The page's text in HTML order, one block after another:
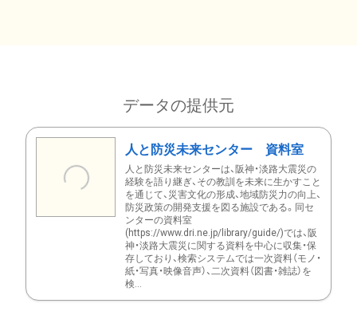
データの提供元
人と防災未来センター 資料室
人と防災未来センターは、阪神・淡路大震災の
経験を語り継ぎ、その教訓を未来に生かすこと
を通じて、災害文化の形成、地域防災力の向上、
防災政策の開発支援を図る施設である。同セ
ンターの資料室
(https://www.dri.ne.jp/library/guide/)では、阪
神・淡路大震災に関する資料を中心に収集・保
存しており、検索システムでは一次資料（モノ・
紙・写真・映像音声）、二次資料（図書・雑誌）を
検...